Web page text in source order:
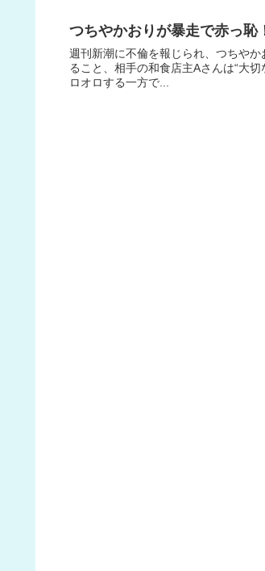
つちやかおりが暴走で赤っ
週刊新潮に不倫を報じられ、つちや
ること、相手の和食店主Aさんは“大
ロオロする一方で...